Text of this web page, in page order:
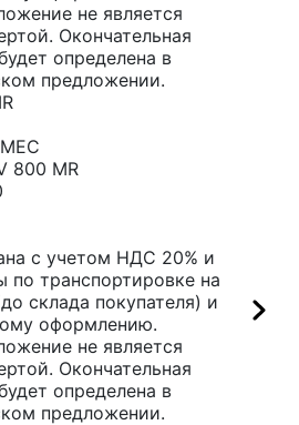
не является
Окончательная
определена в
предложении.
800 MR
с учетом НДС 20% и
по транспортировке на
склада покупателя) и
оформлению.
не является
Окончательная
определена в
предложении.